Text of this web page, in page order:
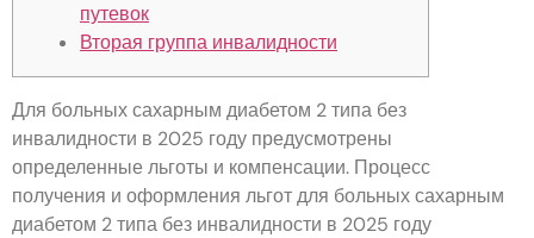
путевок
Вторая группа инвалидности
Для больных сахарным диабетом 2 типа без
инвалидности в 2025 году предусмотрены
определенные льготы и компенсации. Процесс
получения и оформления льгот для больных сахарным
диабетом 2 типа без инвалидности в 2025 году